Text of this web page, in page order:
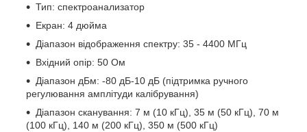
Тип: спектроанализатор
Екран: 4 дюйма
Діапазон відображення спектру: 35 - 4400 МГц
Вхідний опір: 50 Ом
Діапазон дБм: -80 дБ-10 дБ (підтримка ручного
регулювання амплітуди калібрування)
Діапазон сканування: 7 м (10 кГц), 35 м (50 кГц), 70 м
(100 кГц), 140 м (200 кГц), 350 м (500 кГц)